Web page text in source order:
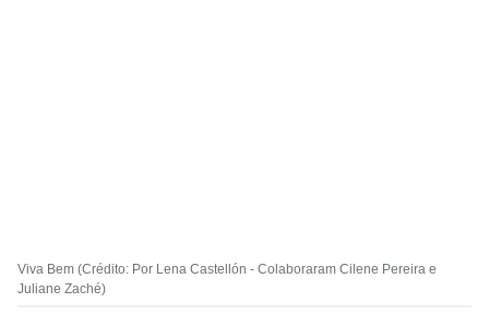
Viva Bem (Crédito: Por Lena Castellón - Colaboraram Cilene Pereira e
Juliane Zaché)